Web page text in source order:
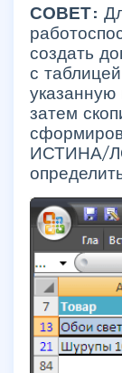
СОВЕТ:
создать
с
затем
ИСТИНА/